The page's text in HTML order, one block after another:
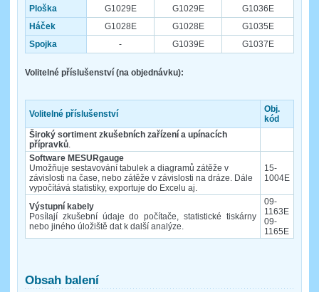
Ploška
G1029E G1029E
G1036E
Háček
G1028E G1028E
G1035E
Spojka
- G1039E G1037E
Volitelné příslušenství (na objednávku):
Volitelné příslušenství
Obj.
kód
Široký sortiment zkušebních zařízení a upínacích
přípravků.
Software MESURgauge
Umožňuje sestavování tabulek a diagramů zátěže v
závislosti na čase, nebo zátěže v závislosti na dráze. Dále
vypočítává statistiky, exportuje do Excelu aj.
15-
1004E
Výstupní kabely
Posílají zkušební údaje do počítače, statistické tiskárny
nebo jiného úložiště dat k další analýze.
09-
1163E
09-
1165E
Obsah balení